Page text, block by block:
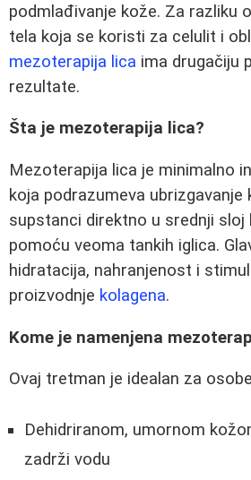
podmlađivanje kože. Za razliku
tela koja se koristi za celulit i
mezoterapija lica ima drugačiju
rezultate.
Šta je mezoterapija lica?
Mezoterapija lica je minimalno
koja podrazumeva ubrizgavanje
supstanci direktno u srednji sloj
pomoću veoma tankih iglica.
hidratacija, nahranjenost i
proizvodnje kolagena.
Kome je namenjena
Ovaj tretman je idealan za
Dehidriranom, umornom
zadrži vodu